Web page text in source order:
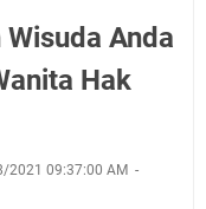
Anda
Hak
2021 09:37:00 AM